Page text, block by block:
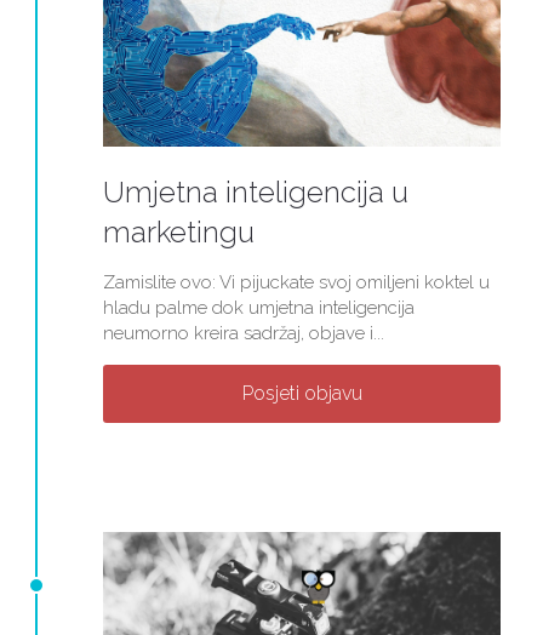
Umjetna inteligencija u
marketingu
Zamislite ovo: Vi pijuckate svoj omiljeni koktel u
hladu palme dok umjetna inteligencija
neumorno kreira sadržaj, objave i...
Posjeti objavu